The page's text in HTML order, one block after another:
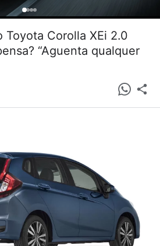
Toyota Corolla XEi 2.0
“Aguenta qualquer